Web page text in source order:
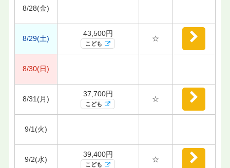
8/28(金)
8/29(土)
43,500円
こども
☆
8/30(日)
8/31(月)
37,700円
こども
☆
9/1(火)
9/2(水)
39,400円
こども
☆